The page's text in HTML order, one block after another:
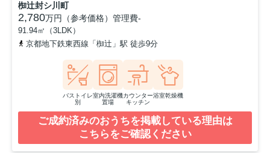
椥辻封シ川町
2,780万円（参考価格） 管理費-
91.94㎡（3LDK）
京都地下鉄東西線「椥辻」駅 徒歩9分
バストイレ
別
室内洗濯機
置場
カウンター
キッチン
浴室乾燥機
ご成約済みのおうちを掲載している理由は
こちらをご確認ください